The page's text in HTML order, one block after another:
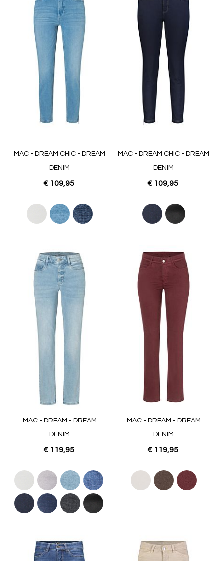
MAC - DREAM CHIC - DREAM
DENIM
€ 109,95
MAC - DREAM CHIC - DREAM
DENIM
€ 109,95
MAC - DREAM - DREAM
DENIM
€ 119,95
MAC - DREAM - DREAM
DENIM
€ 119,95